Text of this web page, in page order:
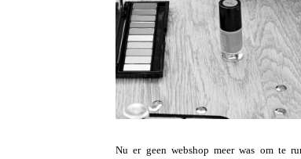
Nu er geen webshop meer was om te